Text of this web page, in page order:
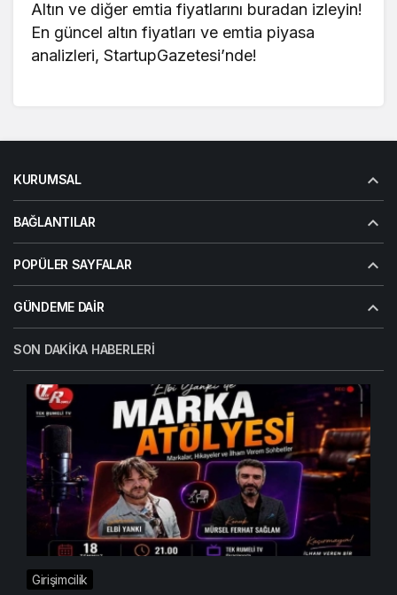
Altın ve diğer emtia fiyatlarını buradan izleyin!
En güncel altın fiyatları ve emtia piyasa
analizleri, StartupGazetesi’nde!
KURUMSAL
BAĞLANTILAR
POPÜLER SAYFALAR
GÜNDEME DAIR
SON DAKIKA HABERLERI
Girişimcilik